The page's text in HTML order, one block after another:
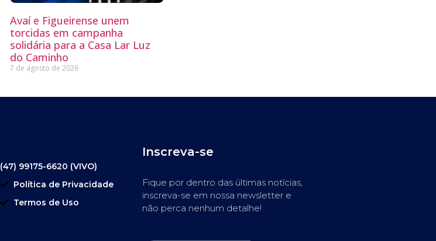
Avaí e Figueirense unem
torcidas em campanha
solidária para a Casa Lar Luz
do Caminho
7 de agosto de 2026
(47) 99175-6620 (VIVO)
Política de Privacidade
Termos de Uso
Inscreva-se
Fique por dentro das últimas notícias,
inscreva-se em nossa newsletter e
não perca nenhum detalhe!